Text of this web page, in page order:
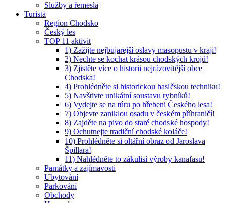
Služby a řemesla
Turista
Region Chodsko
Český les
TOP 11 aktivit
1) Zažijte nejbujarejší oslavy masopustu v kraji!
2) Nechte se kochat krásou chodských krojů!
3) Zjistěte více o historii nejrázovitější obce
Chodska!
4) Prohlédněte si historickou hasičskou techniku!
5) Navštivte unikátní soustavu rybníků!
6) Vydejte se na túru po hřebeni Českého lesa!
7) Objevte zaniklou osadu v českém příhraničí!
8) Zajděte na pivo do staré chodské hospody!
9) Ochutnejte tradiční chodské koláče!
10) Prohlédněte si oltářní obraz od Jaroslava
Špillara!
11) Nahlédněte to zákulisí výroby kanafasu!
Památky a zajímavosti
Ubytování
Parkování
Obchody